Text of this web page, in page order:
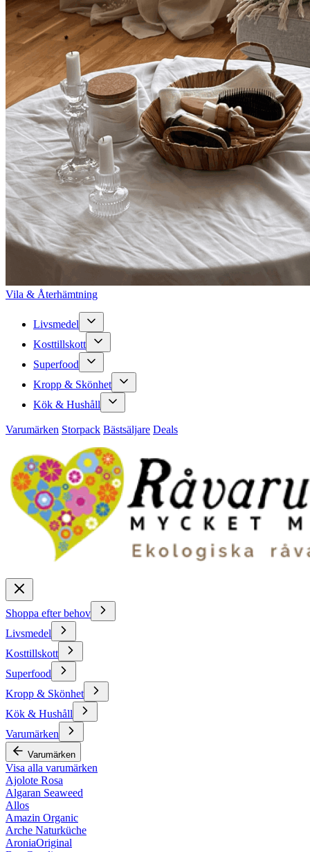
Vila & Återhämtning
Livsmedel
Kosttillskott
Superfood
Kropp & Skönhet
Kök & Hushåll
Varumärken Storpack Bästsäljare Deals
Shoppa efter behov
Livsmedel
Kosttillskott
Superfood
Kropp & Skönhet
Kök & Hushåll
Varumärken
Varumärken
Visa alla varumärken
Ajolote Rosa
Algaran Seaweed
Allos
Amazin Organic
Arche Naturküche
AroniaOriginal